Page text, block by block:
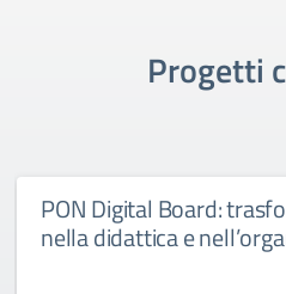
Progetti
PON Digital Board:
nella didattica e